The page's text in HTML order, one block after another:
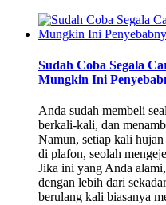
Sudah Coba Segala
Mungkin Ini
Anda sudah membeli
berkali-kali, dan
Namun, setiap kali
di plafon, seolah
Jika ini yang Anda
dengan lebih dari
berulang kali biasanya